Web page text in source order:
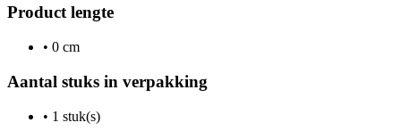
Product lengte
• 0 cm
Aantal stuks in verpakking
• 1 stuk(s)